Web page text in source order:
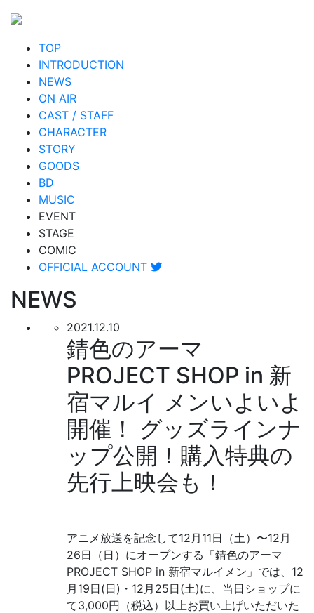
TOP
INTRODUCTION
NEWS
ON AIR
CAST / STAFF
CHARACTER
STORY
GOODS
BD
MUSIC
EVENT
STAGE
COMIC
OFFICIAL ACCOUNT
NEWS
2021.12.10
錆色のアーマ
PROJECT SHOP in 新
宿マルイ メンいよいよ
開催！ グッズラインナ
ップ公開！購入特典の
先行上映会も！
アニメ放送を記念して12月11日（土）〜12月
26日（日）にオープンする「錆色のアーマ
PROJECT SHOP in 新宿マルイメン」では、12
月19日(日)・12月25日(土)に、当日ショップに
て3,000円（税込）以上お買い上げいただいた